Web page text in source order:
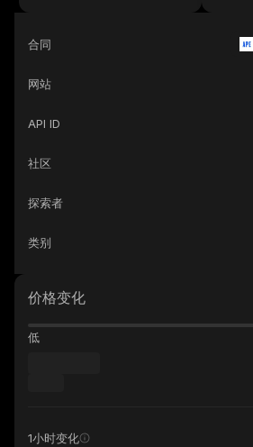
合同
网站
API ID
社区
探索者
类别
价格变化
低
1小时变化